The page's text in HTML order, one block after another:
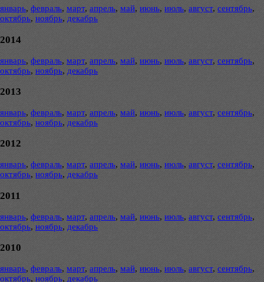
январь, февраль, март, апрель, май, июнь, июль, август, сентябрь,
октябрь, ноябрь, декабрь
2014
январь, февраль, март, апрель, май, июнь, июль, август, сентябрь,
октябрь, ноябрь, декабрь
2013
январь, февраль, март, апрель, май, июнь, июль, август, сентябрь,
октябрь, ноябрь, декабрь
2012
январь, февраль, март, апрель, май, июнь, июль, август, сентябрь,
октябрь, ноябрь, декабрь
2011
январь, февраль, март, апрель, май, июнь, июль, август, сентябрь,
октябрь, ноябрь, декабрь
2010
январь, февраль, март, апрель, май, июнь, июль, август, сентябрь,
октябрь, ноябрь, декабрь